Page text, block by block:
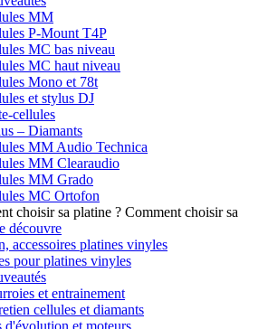
MM
P-Mount T4P
MC bas niveau
MC haut niveau
Mono et 78t
et stylus DJ
cellules
– Diamants
MM Audio Technica
MM Clearaudio
MM Grado
MC Ortofon
Comment choisir sa
découvre
accessoires platines vinyles
pour platines vinyles
et entrainement
cellules et diamants
d'évolution et moteurs